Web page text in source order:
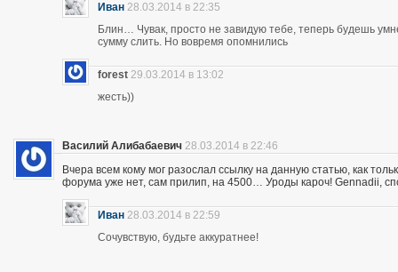
Иван 28.03.2014 в 22:35
Блин… Чувак, просто не завидую тебе, теперь будешь
сумму слить. Но вовремя опомнились
forest 29.03.2014 в 13:02
жесть))
Василий Алибабаевич 28.03.2014 в 22:46
Вчера всем кому мог разослал ссылку на данную статью, как
форума уже нет, сам прилип, на 4500… Уроды кароч! Gennadii,
Иван 28.03.2014 в 22:59
Сочувствую, будьте аккуратнее!